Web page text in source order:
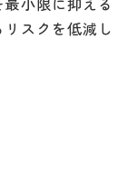
スクを低減し